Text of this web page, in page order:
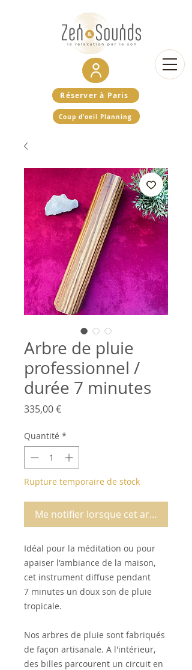
Réserver à Paris
Coup d'oeil Planning
Arbre de pluie
professionnel /
durée 7 minutes
335,00 €Prix
Quantité *
Rupture temporaire de stock
Me notifier lorsque cet article est
Idéal pour la méditation ou pour
apaiser l'ambiance de la maison,
cet instrument diffuse pendant
7 minutes un doux son de pluie
tropicale.
Nos arbres de pluie sont fabriqués
de façon artisanale. A l'intérieur,
des billes parcourent un circuit en